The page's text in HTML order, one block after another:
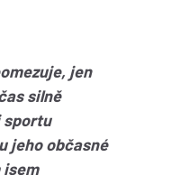
jen
silně
sportu
jeho občasné
jsem